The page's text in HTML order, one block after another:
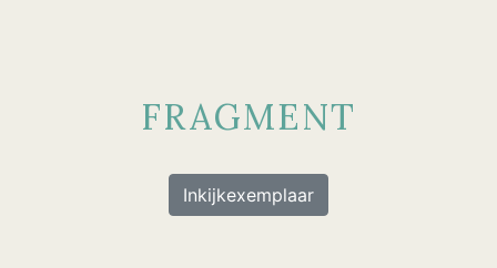
FRAGMENT
Inkijkexemplaar